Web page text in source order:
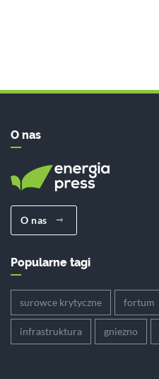
O nas
O nas
Popularne tagi
surowce krytyczne fortum
infrastruktura gniezno